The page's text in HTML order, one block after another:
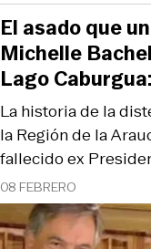
08 FEBRERO
La historia de la
la Región de la
fallecido ex
El asado que
Michelle
Lago